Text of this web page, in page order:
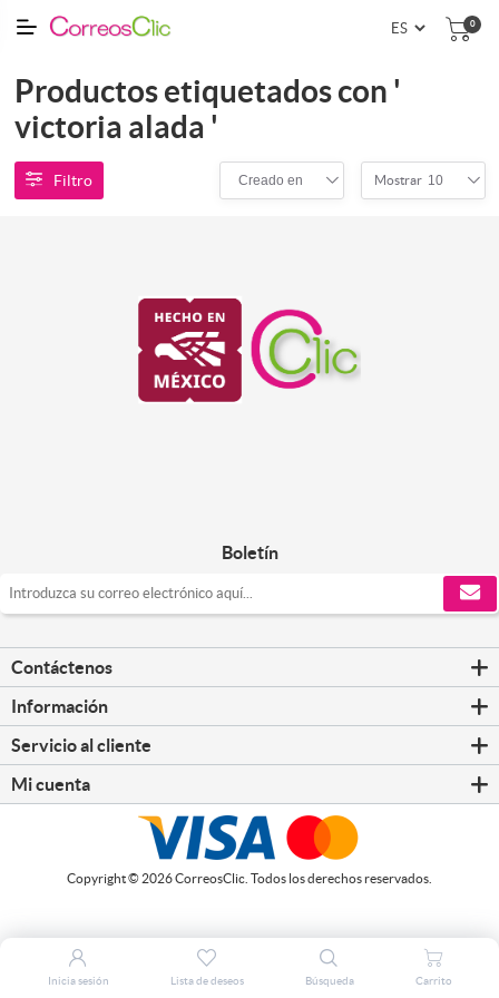
0
Productos etiquetados con '
victoria alada '
Filtro Creado en Mostrar 10
Boletín
Contáctenos
Información
Servicio al cliente
Mi cuenta
Copyright © 2026 CorreosClic. Todos los derechos reservados.
Inicia sesión Lista de deseos Búsqueda Carrito